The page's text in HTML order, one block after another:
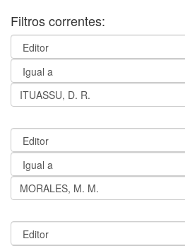
Filtros correntes: